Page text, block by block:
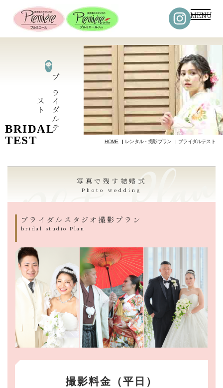
MENU
HOME レンタル・撮影プラン ブライダルテスト
ブ
ラ
イ ダ
ル
テ
ス
ト
BRIDAL
TEST
写真で残す結婚式
Photo wedding
ブライダルスタジオ撮影プラン
bridal studio Plan
撮影料金（平日）